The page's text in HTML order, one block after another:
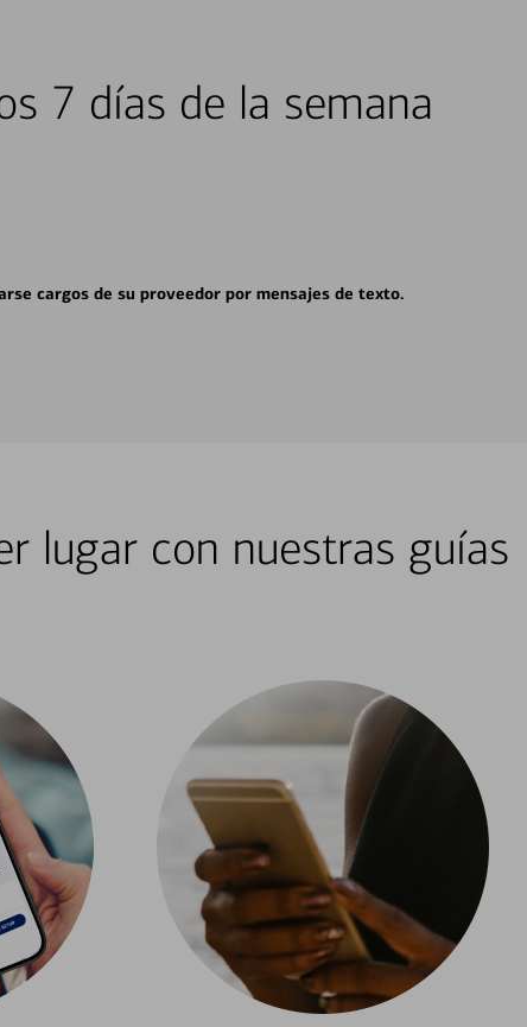
7 días de la semana
cargos de su proveedor por mensajes de texto.
lugar con nuestras guías